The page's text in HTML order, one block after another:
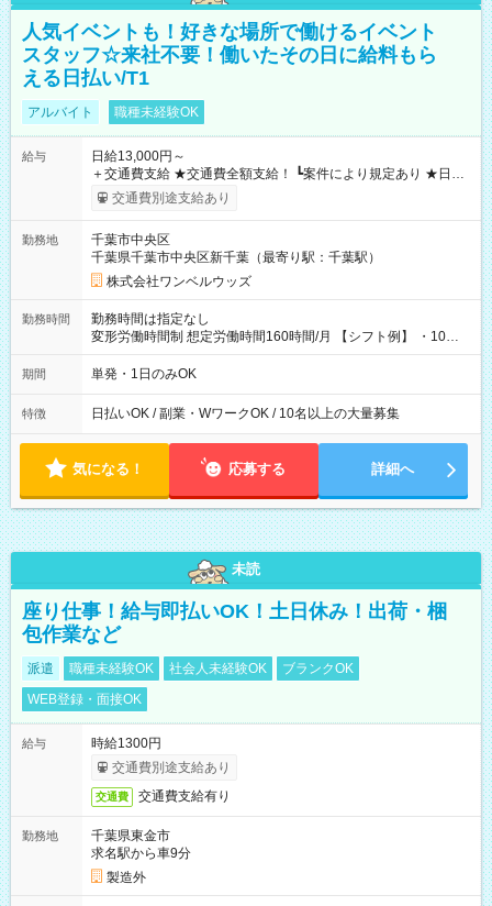
人気イベントも！好きな場所で働けるイベント
スタッフ☆来社不要！働いたその日に給料もら
える日払い/T1
アルバイト 職種未経験OK
給与
日給13,000円～
＋交通費支給 ★交通費全額支給！ ┗案件により規定あり ★日払
いOK！（規定あり） ┗働いたその日に現金GET♪ お仕事後はコ
ンビニATMから 日払い分を引き落とせます！ 【試用期間】試
交通費別途支給あり
勤務地
千葉市中央区
千葉県千葉市中央区新千葉（最寄り駅：千葉駅）
株式会社ワンベルウッズ
勤務時間
勤務時間は指定なし
変形労働時間制 想定労働時間160時間/月 【シフト例】 ・10：
00～20：00
期間 単発・1日のみOK
特徴 日払いOK / 副業・WワークOK / 10名以上の大量募集
気になる！ 応募する 詳細へ
未読
座り仕事！給与即払いOK！土日休み！出荷・梱
包作業など
派遣 職種未経験OK 社会人未経験OK
ブランクOK
WEB登録・面接OK
給与
時給1300円
交通費別途支給あり
交通費 交通費支給有り
勤務地
千葉県東金市
求名駅から車9分
製造外